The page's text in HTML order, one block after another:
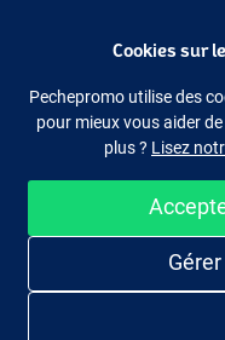
Suivez-nous
Cookies sur
Pechepromo utilise des
pour mieux vous aider
plus ? Lisez